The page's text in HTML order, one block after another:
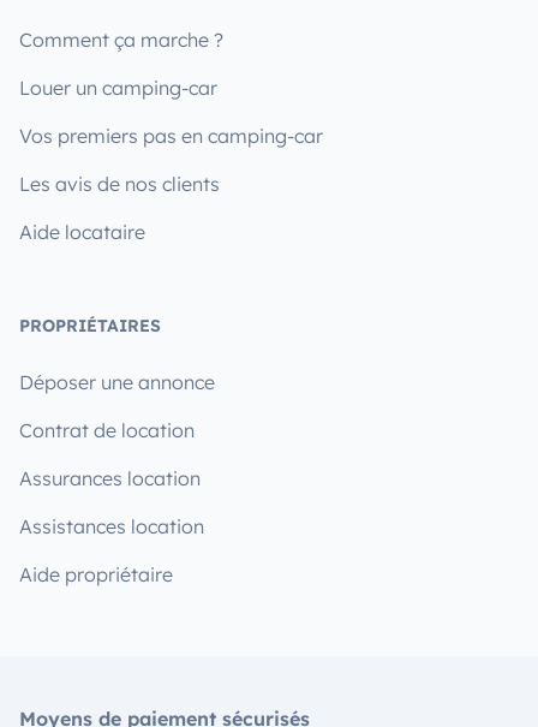
Comment ça marche ?
Louer un camping-car
Vos premiers pas en camping-car
Les avis de nos clients
Aide locataire
PROPRIÉTAIRES
Déposer une annonce
Contrat de location
Assurances location
Assistances location
Aide propriétaire
Moyens de paiement sécurisés